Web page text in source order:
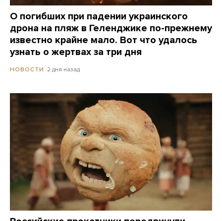
О погибших при падении украинского
дрона на пляж в Геленджике по-прежнему
известно крайне мало. Вот что удалось
узнать о жертвах за три дня
НОВОСТИ 2 дня назад